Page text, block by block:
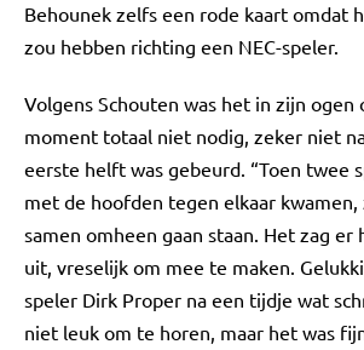
Behounek zelfs een rode kaart omdat
zou hebben richting een NEC-speler.
Volgens Schouten was het in zijn ogen
moment totaal niet nodig, zeker niet
eerste helft was gebeurd. “Toen twee
met de hoofden tegen elkaar
samen omheen gaan staan. Het zag er
uit, vreselijk om mee te maken.
speler Dirk Proper na een tijdje wat
niet leuk om te horen, maar het was